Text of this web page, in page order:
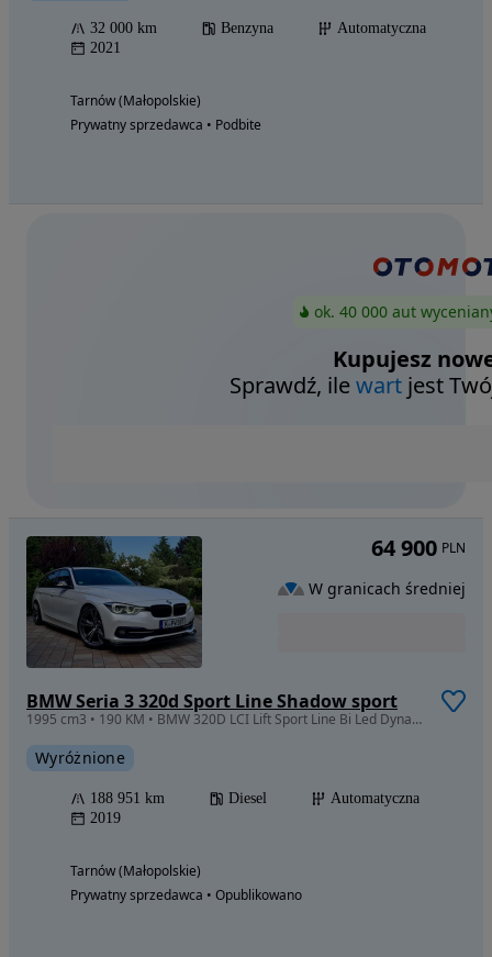
32 000 km Benzyna
Automatyczna
2021
Tarnów (Małopolskie)
Prywatny sprzedawca • Podbite
ok. 40 000 aut
Kupujesz
Sprawdź, ilewart jest
BMW Seria 3 320d Sport Line Shadow sport
1995 cm3 • 190 KM • BMW 320D LCI Lift Sport Line Bi Led Dynamic Radar Automat Ambiente
Wyróżnione
188 951 km Diesel
Automatyczna
2019
Tarnów (Małopolskie)
Prywatny sprzedawca • Opublikowano
64 900 PLN
W granicach średniej